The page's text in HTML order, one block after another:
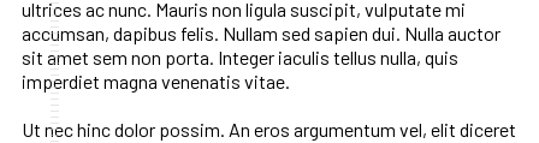
ultrices ac nunc. Mauris non ligula suscipit, vulputate mi
accumsan, dapibus felis. Nullam sed sapien dui. Nulla auctor
sit amet sem non porta. Integer iaculis tellus nulla, quis
imperdiet magna venenatis vitae.
Ut nec hinc dolor possim. An eros argumentum vel, elit diceret